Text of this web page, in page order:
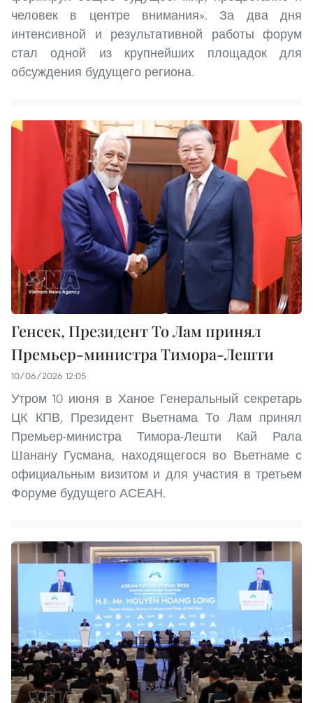
человек в центре внимания». За два дня
интенсивной и результативной работы форум
стал одной из крупнейших площадок для
обсуждения будущего региона.
Генсек, Президент То Лам принял
Премьер-министра Тимора-Лешти
10/06/2026 12:05
Утром 10 июня в Ханое Генеральный секретарь
ЦК КПВ, Президент Вьетнама То Лам принял
Премьер-министра Тимора-Лешти Кай Рала
Шанану Гусмана, находящегося во Вьетнаме с
официальным визитом и для участия в третьем
Форуме будущего АСЕАН.